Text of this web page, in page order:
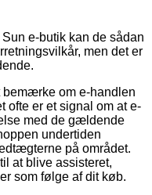
e-butik kan de sådan
men det er
om e-handlen
ofte er et signal om at e-
med de gældende
undertiden
på området.
at blive assisteret,
som følge af dit køb.